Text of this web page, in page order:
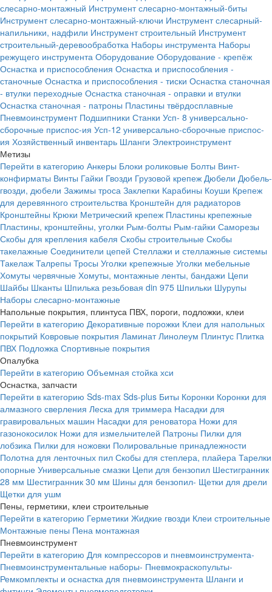
слесарно-монтажный Инструмент слесарно-монтажный-биты
Инструмент слесарно-монтажный-ключи Инструмент слесарный-
напильники, надфили Инструмент строительный Инструмент
строительный-деревообработка Наборы инструмента Наборы
режущего инструмента Оборудование Оборудование - крепёж
Оснастка и приспособления Оснастка и приспособления -
станочные Оснастка и приспособления - тиски Оснастка станочная
- втулки переходные Оснастка станочная - оправки и втулки
Оснастка станочная - патроны Пластины твёрдосплавные
Пневмоинструмент Подшипники Станки Усп- 8 универсально-
сборочные приспос-ия Усп-12 универсально-сборочные приспос-
ия Хозяйственный инвентарь Шланги Электроинструмент
Метизы
Перейти в категорию Анкеры Блоки роликовые Болты Винт-
конфирматы Винты Гайки Гвозди Грузовой крепеж Дюбели Дюбель-
гвозди, дюбели Зажимы троса Заклепки Карабины Коуши Крепеж
для деревянного строительства Кронштейн для радиаторов
Кронштейны Крюки Метрический крепеж Пластины крепежные
Пластины, кронштейны, уголки Рым-болты Рым-гайки Саморезы
Скобы для крепления кабеля Скобы строительные Скобы
такелажные Соединители цепей Стеллажи и стеллажные системы
Такелаж Талрепы Тросы Уголки крепежные Уголки мебельные
Хомуты червячные Хомуты, монтажные ленты, бандажи Цепи
Шайбы Шканты Шпилька резьбовая din 975 Шпильки Шурупы
Наборы слесарно-монтажные
Напольные покрытия, плинтуса ПВХ, пороги, подложки, клеи
Перейти в категорию Декоративные порожки Клеи для напольных
покрытий Ковровые покрытия Ламинат Линолеум Плинтус Плитка
ПВХ Подложка Спортивные покрытия
Опалубка
Перейти в категорию Объемная стойка хси
Оснастка, запчасти
Перейти в категорию Sds-max Sds-plus Биты Коронки Коронки для
алмазного сверления Леска для триммера Насадки для
гравировальных машин Насадки для реноватора Ножи для
газонокосилок Ножи для измельчителей Патроны Пилки для
лобзика Пилки для ножовки Полировальные принадлежности
Полотна для ленточных пил Скобы для степлера, плайера Тарелки
опорные Универсальные смазки Цепи для бензопил Шестигранник
28 мм Шестигранник 30 мм Шины для бензопил- Щетки для дрели
Щетки для ушм
Пены, герметики, клеи строительные
Перейти в категорию Герметики Жидкие гвозди Клеи строительные
Монтажные пены Пена монтажная
Пневмоинструмент
Перейти в категорию Для компрессоров и пневмоинструмента-
Пневмоинструментальные наборы- Пневмокраскопульты-
Ремкомплекты и оснастка для пневмоинструмента Шланги и